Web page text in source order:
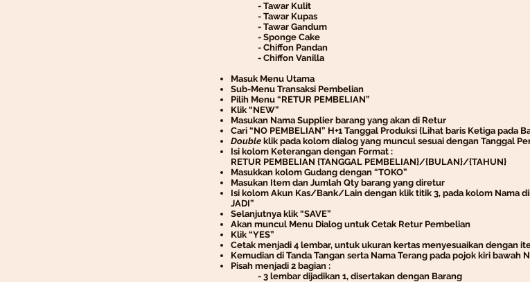
- Tawar Kulit
- Tawar Kupas
- Tawar Gandum
- Sponge Cake
- Chiffon Pandan
- Chiffon Vanilla
Masuk Menu Utama
Sub-Menu Transaksi Pembelian
Pilih Menu “RETUR PEMBELIAN”
Klik “NEW”
Masukan Nama Supplier barang yang akan di Retur
Cari “NO PEMBELIAN” H+1 Tanggal Produksi {Lihat baris Ketiga pada
Double klik pada kolom dialog yang muncul sesuai dengan Tanggal
Isi kolom Keterangan dengan Format :
RETUR PEMBELIAN {TANGGAL PEMBELIAN}/{BULAN}/{TAHUN}
Masukkan kolom Gudang dengan “TOKO”
Masukan Item dan Jumlah Qty barang yang diretur
Isi kolom Akun Kas/Bank/Lain dengan klik titik 3, pada kolom Nama
JADI”
Selanjutnya klik “SAVE”
Akan muncul Menu Dialog untuk Cetak Retur Pembelian
Klik “YES”
Cetak menjadi 4 lembar, untuk ukuran kertas menyesuaikan dengan
Kemudian di Tanda Tangan serta Nama Terang pada pojok kiri bawah
Pisah menjadi 2 bagian :
- 3 lembar dijadikan 1, disertakan dengan Barang